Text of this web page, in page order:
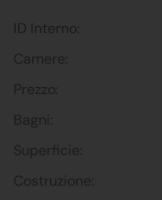
ID Interno:
Camere:
Prezzo:
Bagni:
Superficie:
Costruzione: